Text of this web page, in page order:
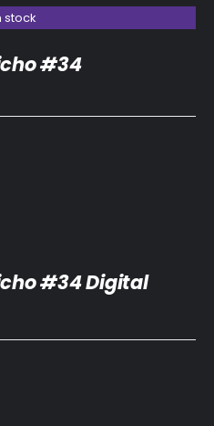
stock
#34
#34 Digital